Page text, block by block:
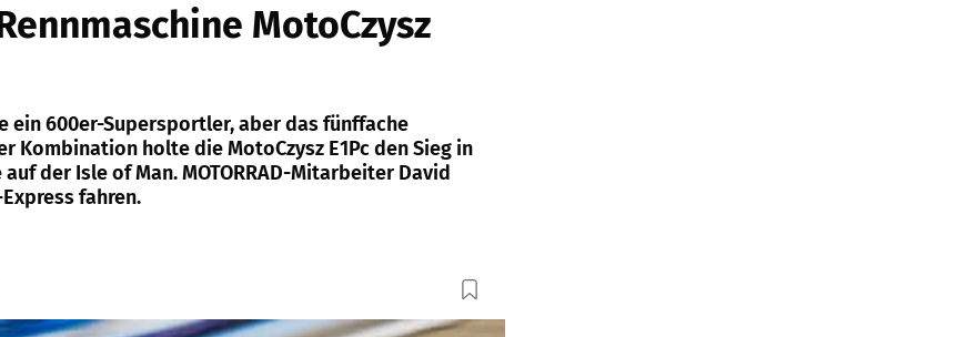
MotoCzysz
ein 600er-Supersportler, aber das fünffache
Kombination holte die MotoCzysz E1Pc den Sieg in
der Isle of Man. MOTORRAD-Mitarbeiter David
fahren.